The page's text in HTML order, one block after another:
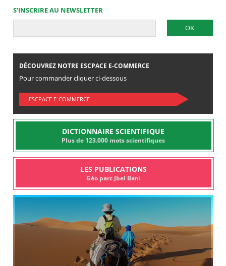
S’INSCRIRE AU NEWSLETTER
DÉCOUVREZ NOTRE ESCPACE E-COMMERCE
Pour commander cliquer ci-dessous
ESCPACE E-COMMERCE
DICTIONNAIRE SCIENTIFIQUE
Plus de 123.000 mots scientifiques
LES PUBLICATIONS
Géo parc Jbel Bani